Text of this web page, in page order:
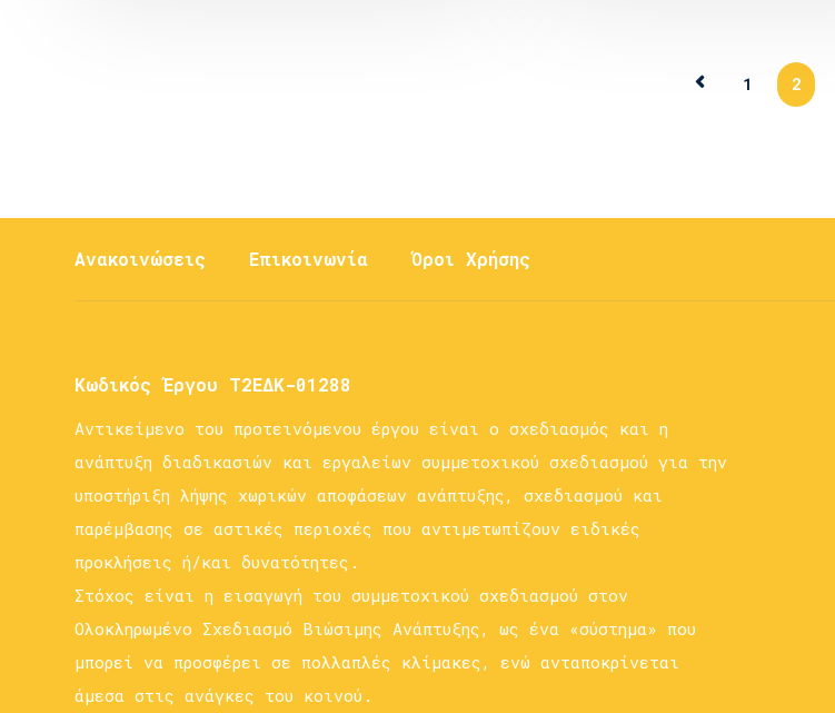
1 2
Ανακοινώσεις Επικοινωνία Όροι Χρήσης
Κωδικός Έργου Τ2ΕΔΚ-01288
Αντικείμενο του προτεινόμενου έργου είναι ο σχεδιασμός και η
ανάπτυξη διαδικασιών και εργαλείων συμμετοχικού σχεδιασμού για την
υποστήριξη λήψης χωρικών αποφάσεων ανάπτυξης, σχεδιασμού και
παρέμβασης σε αστικές περιοχές που αντιμετωπίζουν ειδικές
προκλήσεις ή/και δυνατότητες.
Στόχος είναι η εισαγωγή του συμμετοχικού σχεδιασμού στον
Ολοκληρωμένο Σχεδιασμό Βιώσιμης Ανάπτυξης, ως ένα «σύστημα» που
μπορεί να προσφέρει σε πολλαπλές κλίμακες, ενώ ανταποκρίνεται
άμεσα στις ανάγκες του κοινού.